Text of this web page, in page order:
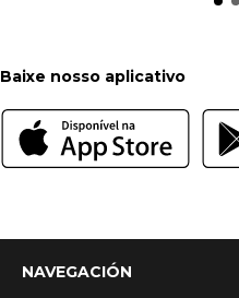
Baixe nosso aplicativo
NAVEGACIÓN